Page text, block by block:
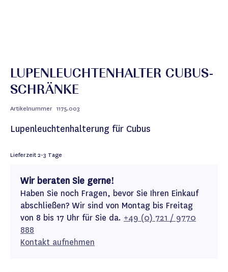
LUPENLEUCHTENHALTER CUBUS-
SCHRÄNKE
Artikelnummer 1175.003
Lupenleuchtenhalterung für Cubus
Lieferzeit2-3 Tage
Wir beraten Sie gerne!
Haben Sie noch Fragen, bevor Sie Ihren Einkauf
abschließen? Wir sind von Montag bis Freitag
von 8 bis 17 Uhr für Sie da. +49 (0) 721 / 9770
888
Kontakt aufnehmen